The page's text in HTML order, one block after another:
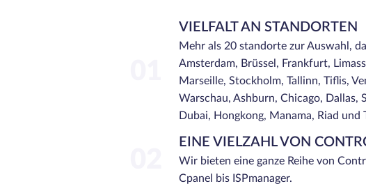
VIELFALT AN STANDORTEN
Mehr als 20 standorte zur Auswahl,
Amsterdam, Brüssel, Frankfurt,
Marseille, Stockholm, Tallinn, Tiflis,
Warschau, Ashburn, Chicago, Dallas,
Dubai, Hongkong, Manama, Riad und
EINE VIELZAHL VON
Wir bieten eine ganze Reihe von
Cpanel bis ISPmanager.